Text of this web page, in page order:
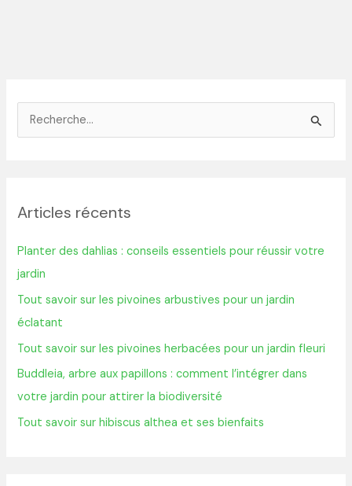
e
c
h
e
r
:
Articles récents
Planter des dahlias : conseils essentiels pour réussir votre
jardin
Tout savoir sur les pivoines arbustives pour un jardin
éclatant
Tout savoir sur les pivoines herbacées pour un jardin fleuri
Buddleia, arbre aux papillons : comment l’intégrer dans
votre jardin pour attirer la biodiversité
Tout savoir sur hibiscus althea et ses bienfaits